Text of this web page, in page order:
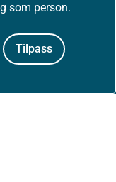
som person.
Tilpass